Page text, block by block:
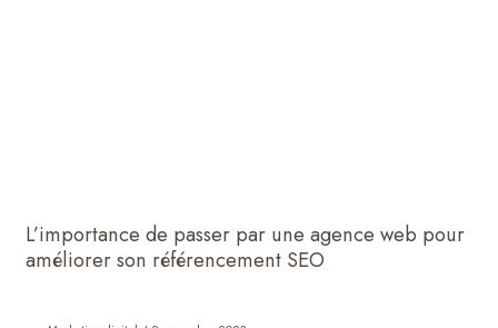
L’importance de passer par une agence web pour
améliorer son référencement SEO